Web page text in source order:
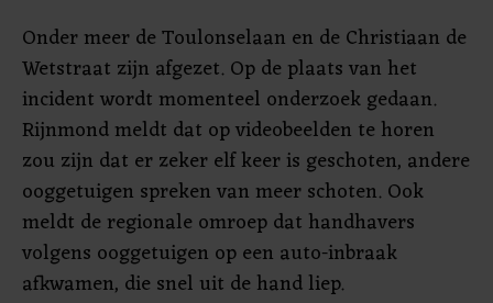
Onder meer de Toulonselaan en de Christiaan de
Wetstraat zijn afgezet. Op de plaats van het
incident wordt momenteel onderzoek gedaan.
Rijnmond meldt dat op videobeelden te horen
zou zijn dat er zeker elf keer is geschoten, andere
ooggetuigen spreken van meer schoten. Ook
meldt de regionale omroep dat handhavers
volgens ooggetuigen op een auto-inbraak
afkwamen, die snel uit de hand liep.